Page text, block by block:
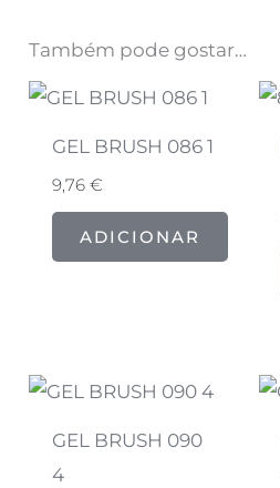
Também pode gostar…
GEL BRUSH 086 1
9,76 €
ADICIONAR
GEL BRUSH 090
4